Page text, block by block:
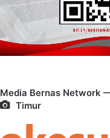
Media Bernas Network
Timur